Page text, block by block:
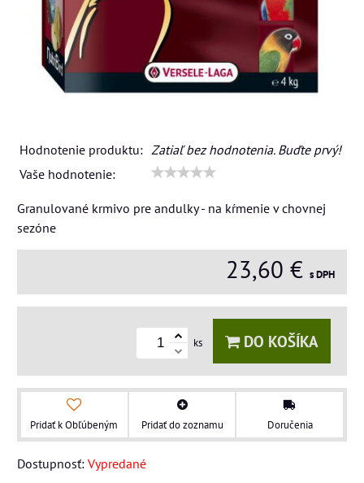
Hodnotenie produktu: Zatiaľ bez hodnotenia. Buďte prvý!
Vaše hodnotenie:
Granulované krmivo pre andulky - na kŕmenie v chovnej
sezóne
23,60 € s DPH
ks DO KOŠÍKA
Pridať k Obľúbeným Pridať do zoznamu Doručenia
Dostupnosť: Vypredané